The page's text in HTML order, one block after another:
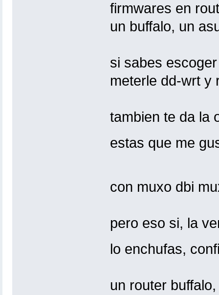
firmwares en
un buffalo, un
si sabes
meterle dd-wrt y
tambien te da la
estas que me
con muxo dbi
pero eso si, la
lo enchufas,
un router